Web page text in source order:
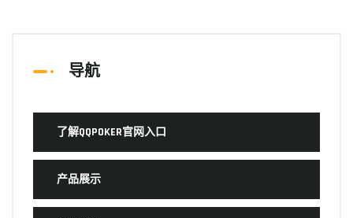
导航
了解QQPOKER官网入口
产品展示